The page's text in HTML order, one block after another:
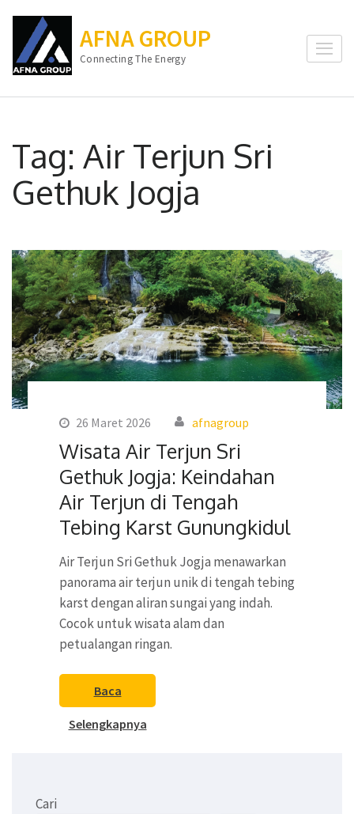
konten
(Tekan
AFNA GROUP
Connecting The Energy
Tag: Air Terjun Sri
Gethuk Jogja
26 Maret 2026 afnagroup
Wisata Air Terjun Sri
Gethuk Jogja: Keindahan
Air Terjun di Tengah
Tebing Karst Gunungkidul
Air Terjun Sri Gethuk Jogja menawarkan
panorama air terjun unik di tengah tebing
karst dengan aliran sungai yang indah.
Cocok untuk wisata alam dan
petualangan ringan.
Baca
Selengkapnya
Cari